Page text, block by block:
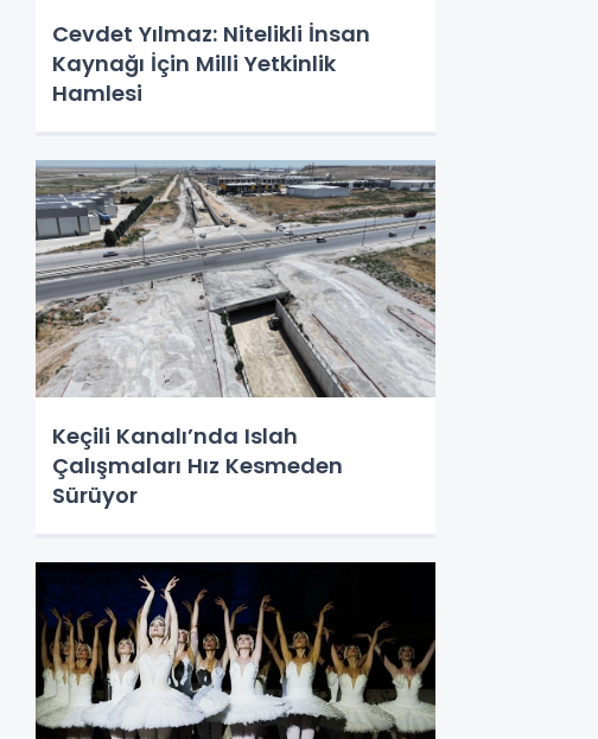
Cevdet Yılmaz: Nitelikli İnsan
Kaynağı İçin Milli Yetkinlik
Hamlesi
Keçili Kanalı’nda Islah
Çalışmaları Hız Kesmeden
Sürüyor